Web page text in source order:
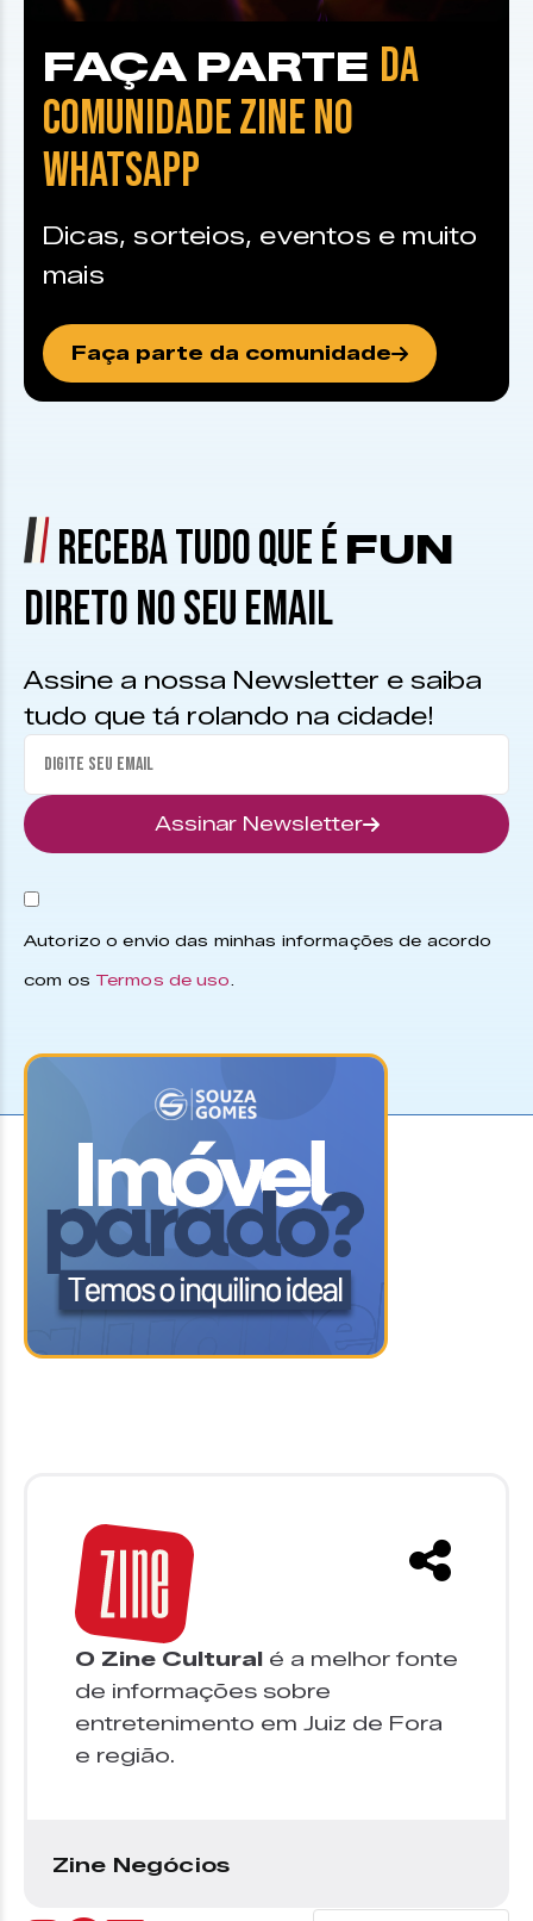
FAÇA PARTE DA
COMUNIDADE ZINE NO
WHATSAPP
Dicas, sorteios, eventos e muito
mais
Faça parte da comunidade
RECEBA TUDO QUE É FUN
DIRETO NO SEU EMAIL
Assine a nossa Newsletter e saiba
tudo que tá rolando na cidade!
Assinar Newsletter
Autorizo o envio das minhas informações de acordo
com os Termos de uso.
O Zine Cultural é a melhor fonte
de informações sobre
entretenimento em Juiz de Fora
e região.
Zine Negócios